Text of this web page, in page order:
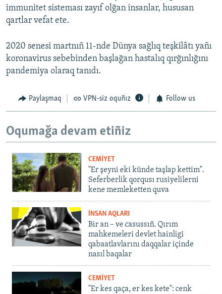
immunitet sisteması zayıf olğan insanlar, hususan
qartlar vefat ete.
2020 senesi martnıñ 11-nde Dünya sağlıq teşkilâtı yañı
koronavirus sebebinden başlağan hastalıq qırğınlığını
pandemiya olaraq tanıdı.
Paylaşmaq VPN-siz oquñız Follow us
Oqumağa devam etiñiz
CEMİYET
"Er şeyni eki künde taşlap kettim".
Seferberlik qorqusı rusiyelilerni
kene memleketten quva
İNSAN AQLARI
Bir an – ve casussıñ. Qırım
mahkemeleri devlet hainligi
qabaatlavlarını daqqalar içinde
nasıl baqalar
CEMİYET
"Er kes qaça, er kes kete": cenk